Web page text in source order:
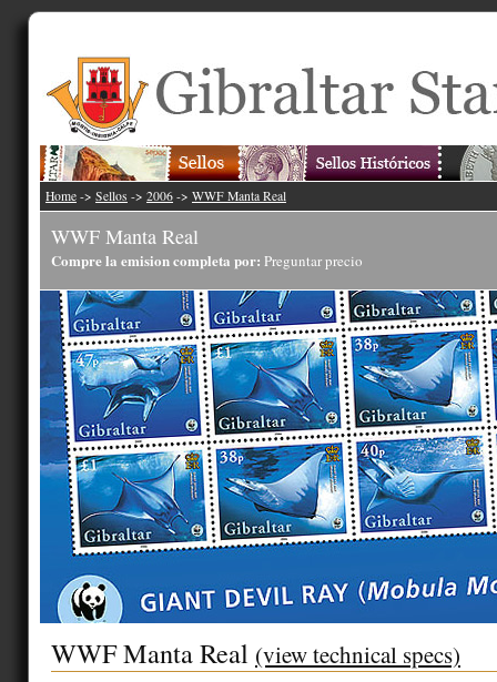
Home -> Sellos -> 2006 -> WWF Manta Real
WWF Manta Real
Compre la emision completa por: Preguntar precio
WWF Manta Real (view technical specs)